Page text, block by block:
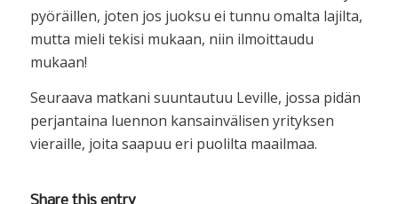
pyöräillen, joten jos juoksu ei tunnu omalta lajilta,
mutta mieli tekisi mukaan, niin ilmoittaudu
mukaan!
Seuraava matkani suuntautuu Leville, jossa pidän
perjantaina luennon kansainvälisen yrityksen
vieraille, joita saapuu eri puolilta maailmaa.